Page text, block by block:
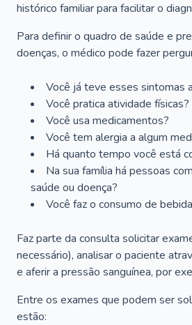
histórico familiar para facilitar o
Para definir o quadro de saúde e
doenças, o médico pode fazer
Você já teve esses sintomas
Você pratica atividade físicas?
Você usa medicamentos?
Você tem alergia a algum
Há quanto tempo você está
Na sua família há pessoas
saúde ou doença?
Você faz o consumo de
Faz parte da consulta solicitar
necessário), analisar o paciente
e aferir a pressão sanguínea, por
Entre os exames que podem ser
estão: